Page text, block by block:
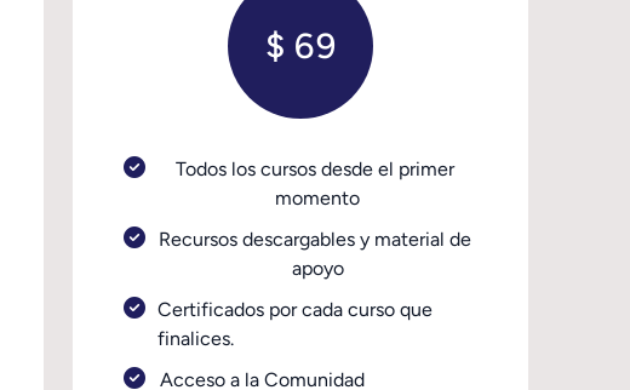
$ 69
Todos los cursos desde el primer
momento
Recursos descargables y material de
apoyo
Certificados por cada curso que
finalices.
Acceso a la Comunidad